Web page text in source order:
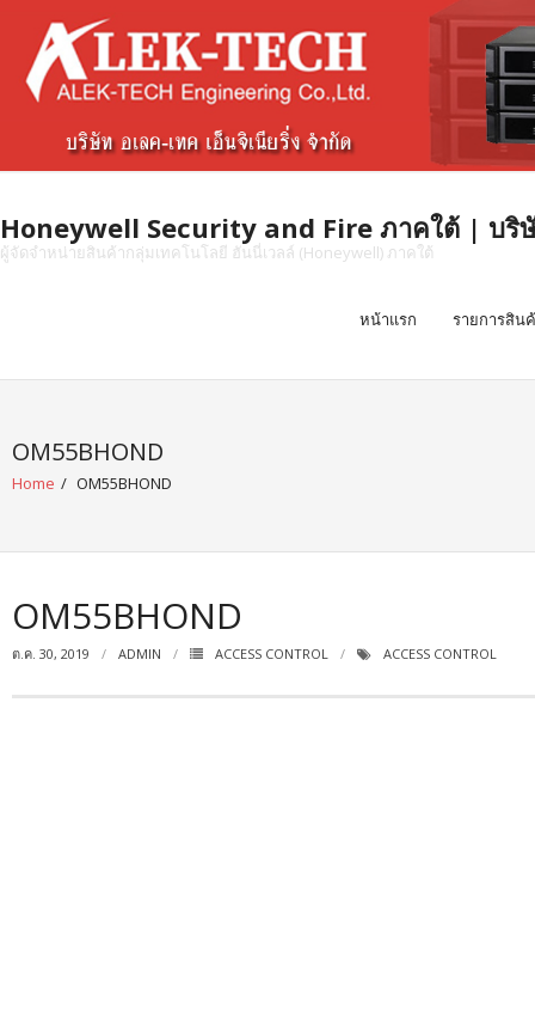
content
Honeywell Security and Fire ภาคใต้ | บริษั
ผู้จัดจำหน่ายสินค้ากลุ่มเทคโนโลยี ฮันนี่เวลล์ (Honeywell) ภาคใต้
หน้าแรก รายการสิน
OM55BHOND
Home / OM55BHOND
OM55BHOND
ต.ค. 30, 2019 ADMIN ACCESS CONTROL ACCESS CONTROL